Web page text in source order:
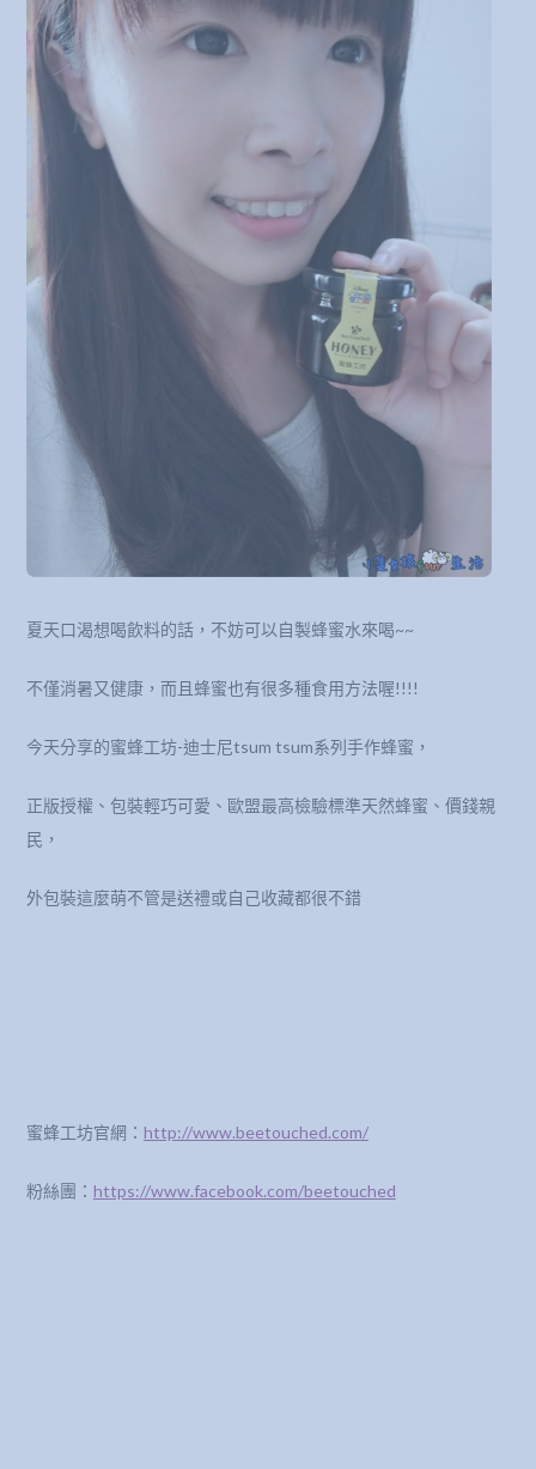
夏天口渴想喝飲料的話，不妨可以自製蜂蜜水來喝~~
不僅消暑又健康，而且蜂蜜也有很多種食用方法喔!!!!
今天分享的蜜蜂工坊-迪士尼tsum tsum系列手作蜂蜜，
正版授權、包裝輕巧可愛、歐盟最高檢驗標準天然蜂蜜、價錢親
民，
外包裝這麼萌不管是送禮或自己收藏都很不錯
蜜蜂工坊官網： http://www.beetouched.com/
粉絲團： https://www.facebook.com/beetouched